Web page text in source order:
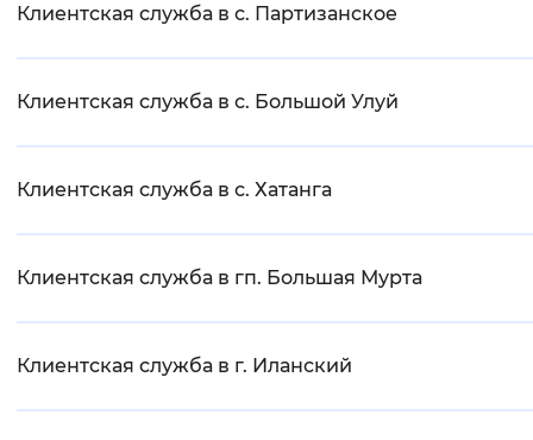
Клиентская служба в с. Партизанское
Клиентская служба в с. Большой Улуй
Клиентская служба в с. Хатанга
Клиентская служба в гп. Большая Мурта
Клиентская служба в г. Иланский